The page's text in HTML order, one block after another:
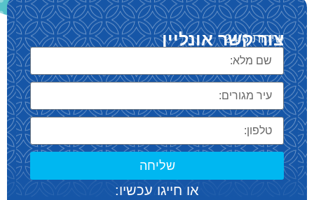
שירות 24/6
צור קשר אונליין
שליחה
או חייגו עכשיו: